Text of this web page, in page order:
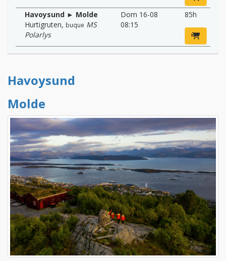
Havoysund ► Molde
Hurtigruten, buque MS
Polarlys
Dom 16-08
08:15
85h
Havoysund
Molde